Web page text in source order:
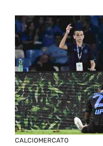
CALCIOMERCATO